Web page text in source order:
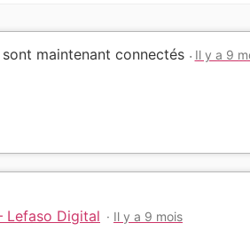
sont maintenant connectés Il y a 9
Lefaso Digital Il y a 9 mois